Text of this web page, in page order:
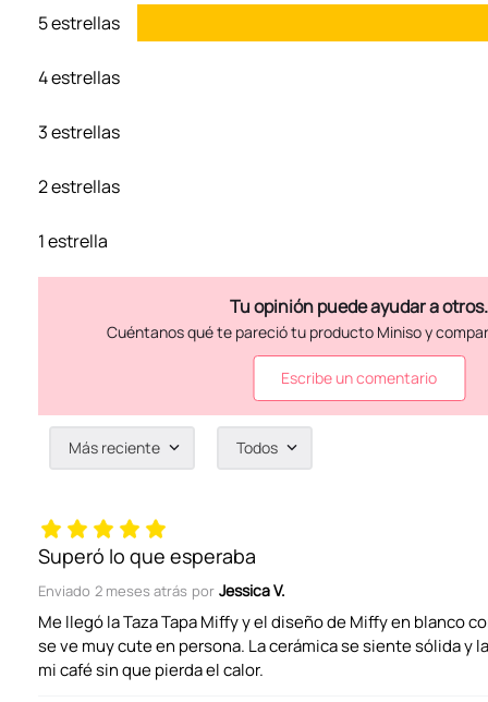
5 estrellas
4 estrellas
3 estrellas
2 estrellas
1 estrella
Escribe un comentario
Agregar comentario
Califica el producto de 1 a 5 estrellas
Tu nombre
Más reciente Todos
Superó lo que esperaba
Enviado 2 meses atrás por Jessica V.
Me llegó la Taza Tapa Miffy y el diseño de Miffy en blanco
se ve muy cute en persona. La cerámica se siente sólida y
mi café sin que pierda el calor.